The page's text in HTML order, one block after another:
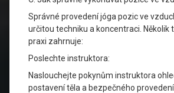
Správné provedení jóga pozic ve
určitou techniku a koncentraci. Několik
praxi zahrnuje:
Poslechte instruktora:
Naslouchejte pokynům instruktora
postavení těla a bezpečného